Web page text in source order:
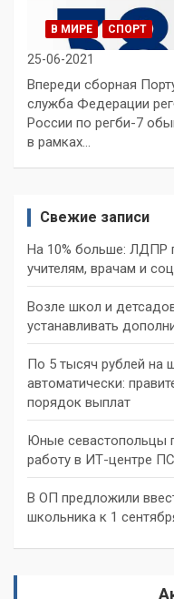
В МИРЕ СПОРТ
25-06-2021
Впереди сборная
служба Федерации
России по регби-7
в рамках…
Свежие записи
На 10% больше: ЛДПР
учителям, врачам и
Возле школ и
устанавливать
По 5 тысяч рублей на
автоматически:
порядок выплат
Юные севастопольцы
работу в ИТ-центре
В ОП предложили
школьника к 1